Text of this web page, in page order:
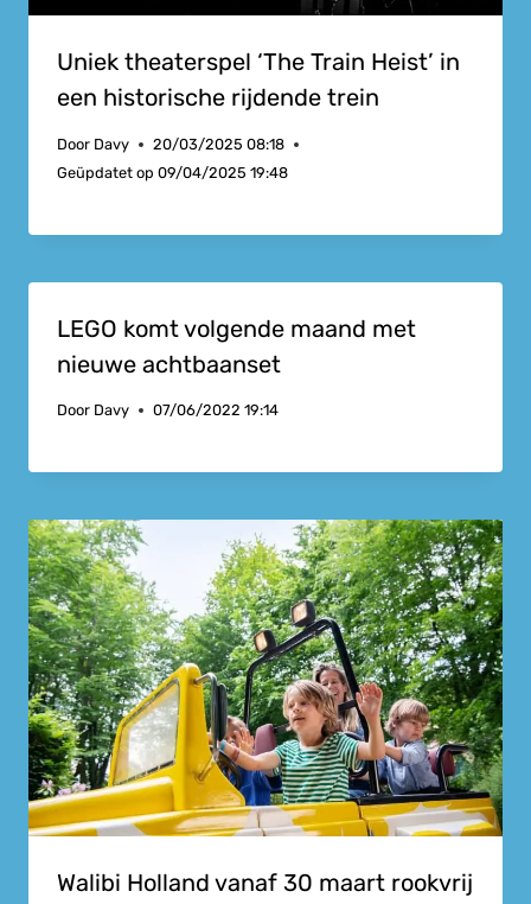
Uniek theaterspel ‘The Train Heist’ in
een historische rijdende trein
Door Davy
20/03/2025 08:18
Geüpdatet op 09/04/2025 19:48
LEGO komt volgende maand met
nieuwe achtbaanset
Door Davy 07/06/2022 19:14
Walibi Holland vanaf 30 maart rookvrij